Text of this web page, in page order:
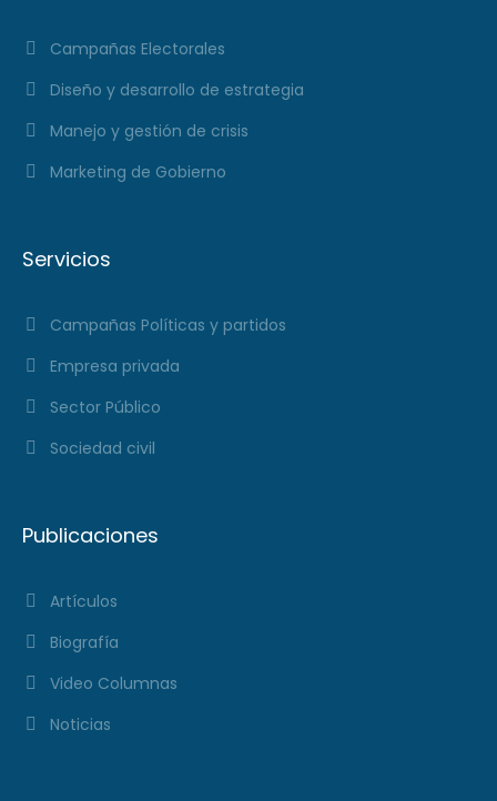
Campañas Electorales
Diseño y desarrollo de estrategia
Manejo y gestión de crisis
Marketing de Gobierno
Servicios
Campañas Políticas y partidos
Empresa privada
Sector Público
Sociedad civil
Publicaciones
Artículos
Biografía
Video Columnas
Noticias